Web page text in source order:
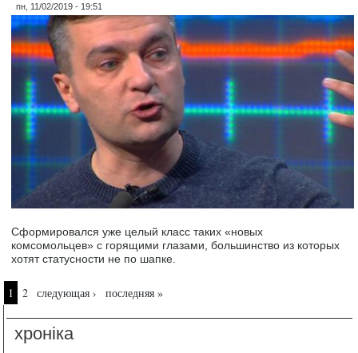
пн, 11/02/2019 - 19:51
Сформировался уже целый класс таких «новых
комсомольцев» с горящими глазами, большинство из которых
хотят статусности не по шапке.
Страницы
1 2 следующая › последняя »
хроніка